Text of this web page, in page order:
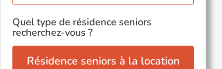
Quel type de résidence seniors
recherchez-vous ?
Résidence seniors à la location